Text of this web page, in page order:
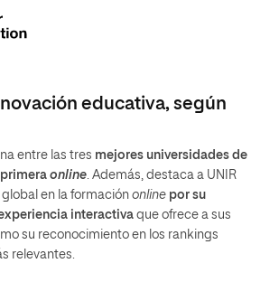
educativa, según
entre las tres mejores universidades de
online. Además, destaca a UNIR
en la formación online por su
interactiva que ofrece a sus
su reconocimiento en los rankings
relevantes.